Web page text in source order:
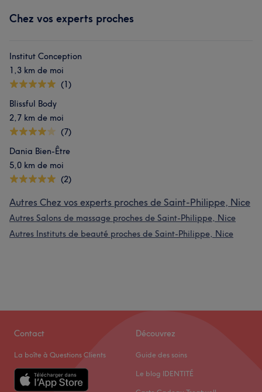
Chez vos experts proches
Institut Conception
1,3 km de moi
(1)
Blissful Body
2,7 km de moi
(7)
Dania Bien-Être
5,0 km de moi
(2)
Autres Chez vos experts proches de Saint-Philippe, Nice
Autres Salons de massage proches de Saint-Philippe, Nice
Autres Instituts de beauté proches de Saint-Philippe, Nice
Contact
La boîte à Questions Clients
Découvrez
Guide des soins
Le blog IDENTITÉ